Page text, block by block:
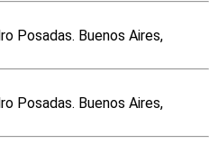
Posadas. Buenos Aires,
Posadas. Buenos Aires,